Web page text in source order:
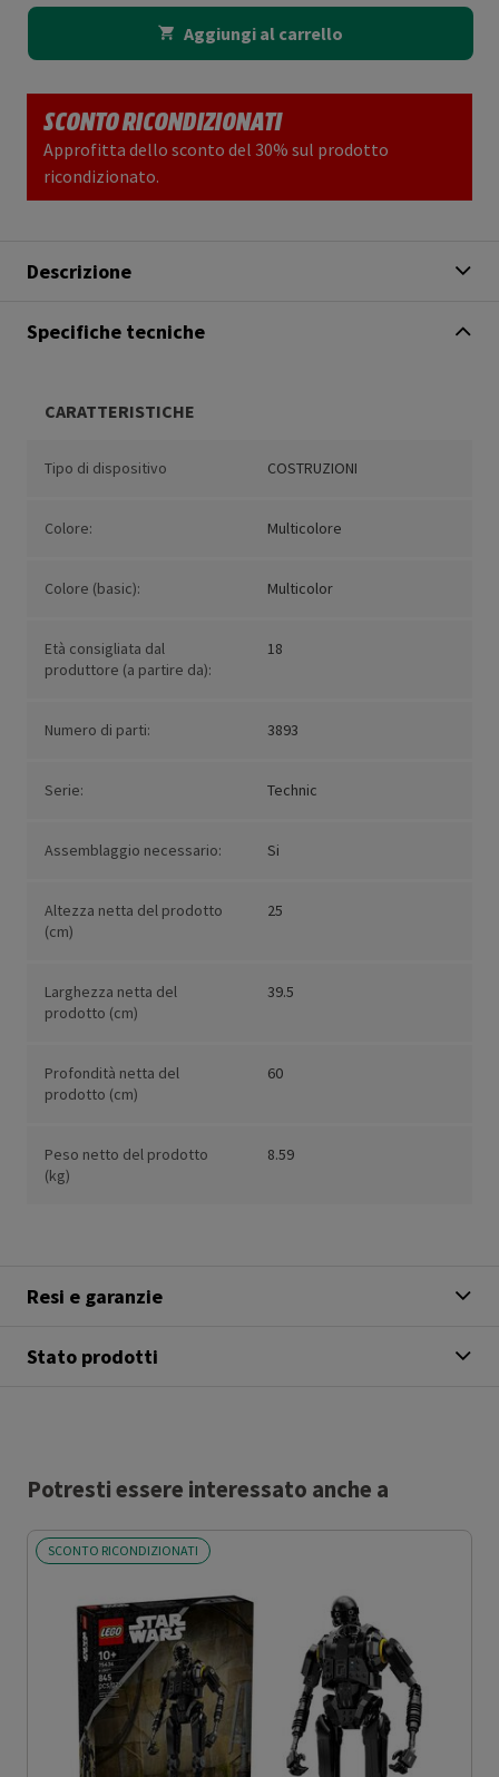
Aggiungi al carrello
SCONTO RICONDIZIONATI
Approfitta dello sconto del 30% sul prodotto
ricondizionato.
Descrizione
Specifiche tecniche
CARATTERISTICHE
Tipo di dispositivo COSTRUZIONI
Colore: Multicolore
Colore (basic): Multicolor
Età consigliata dal
produttore (a partire da):
18
Numero di parti: 3893
Serie: Technic
Assemblaggio necessario: Si
Altezza netta del prodotto
(cm)
25
Larghezza netta del
prodotto (cm)
39.5
Profondità netta del
prodotto (cm)
60
Peso netto del prodotto
(kg)
8.59
Resi e garanzie
Stato prodotti
Potresti essere interessato anche a
SCONTO RICONDIZIONATI